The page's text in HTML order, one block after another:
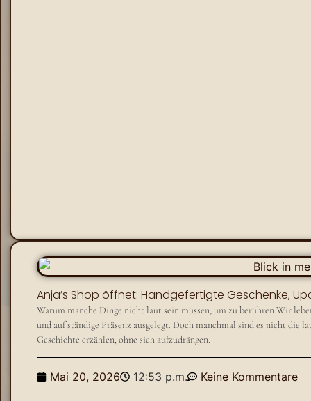
Anja’s Shop öffnet: Handgefertigte Geschenke,
Warum manche Dinge nicht laut sein müssen, um zu berühren Wir
und auf ständige Präsenz ausgelegt. Doch manchmal sind es nicht die
Geschichte erzählen, ohne sich aufzudrängen.
Mai 20, 2026 12:53 p.m. Keine Kommentare